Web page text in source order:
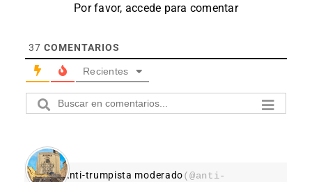
Por favor, accede para comentar
37 COMENTARIOS
Recientes
Anti-trumpista moderado(@anti-